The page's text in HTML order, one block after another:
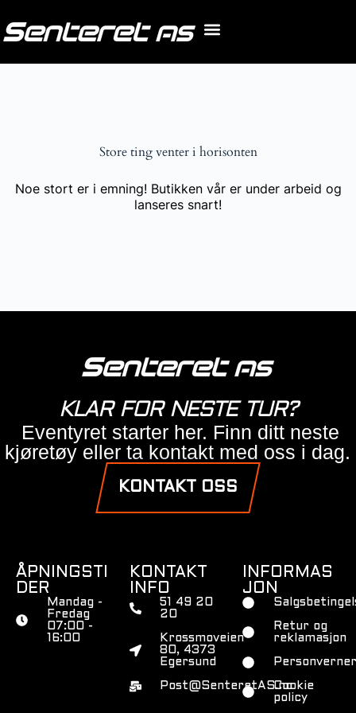
Store ting venter i horisonten
Noe stort er i emning! Butikken vår er under arbeid og
lanseres snart!
KLAR FOR NESTE TUR?
Eventyret starter her. Finn ditt neste
kjøretøy eller ta kontakt med oss i dag.
KONTAKT OSS
ÅPNINGSTI
DER
Mandag -
Fredag
07:00 -
16:00
KONTAKT
INFO
51 49 20
20
Krossmoveien
80, 4373
Egersund
Post@SenteretAS.no
INFORMAS
JON
Retur og
reklamasjon
Cookie
policy